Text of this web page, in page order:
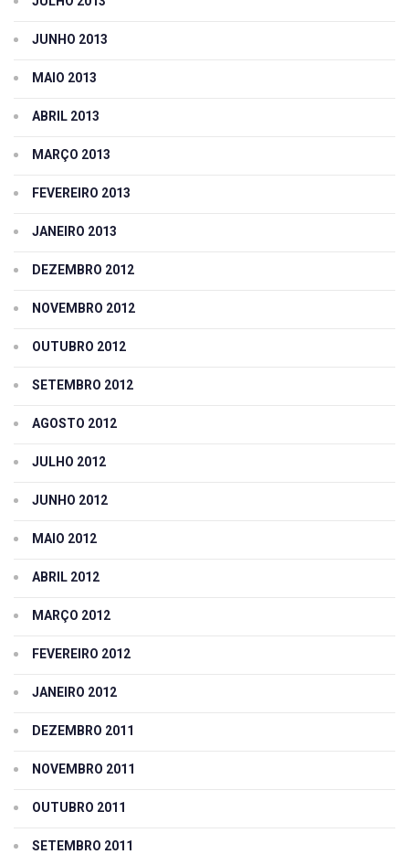
JUNHO 2013
MAIO 2013
ABRIL 2013
MARÇO 2013
FEVEREIRO 2013
JANEIRO 2013
DEZEMBRO 2012
NOVEMBRO 2012
OUTUBRO 2012
SETEMBRO 2012
AGOSTO 2012
JULHO 2012
JUNHO 2012
MAIO 2012
ABRIL 2012
MARÇO 2012
FEVEREIRO 2012
JANEIRO 2012
DEZEMBRO 2011
NOVEMBRO 2011
OUTUBRO 2011
SETEMBRO 2011